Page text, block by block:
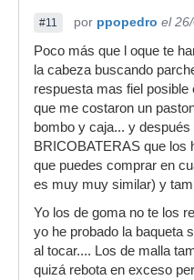
#11 por ppopedro el
Poco más que l oque te
la cabeza buscando
respuesta mas fiel
que me costaron un
bombo y caja... y
BRICOBATERAS que los
que puedes comprar en
es muy muy similar) y
Yo los de goma no te los
yo he probado la baqueta
al tocar.... Los de malla
quizá rebota en exceso